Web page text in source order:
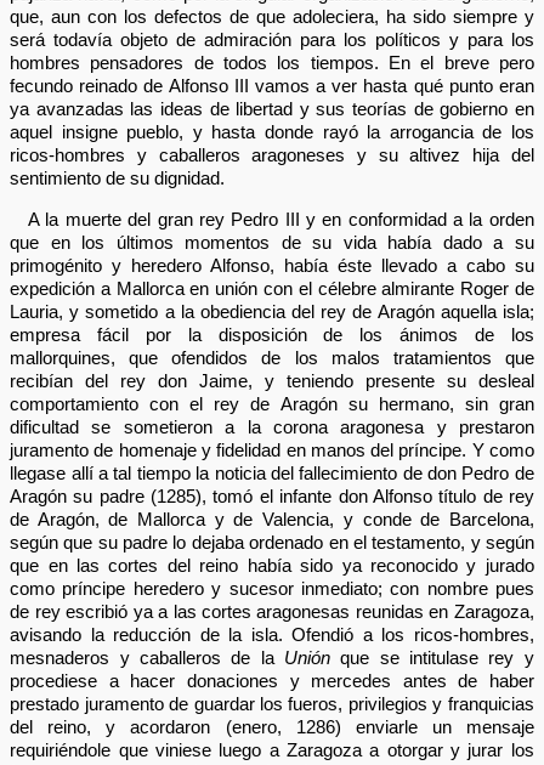
que, aun con los defectos de que adoleciera, ha sido siempre y
será todavía objeto de admiración para los políticos y para los
hombres pensadores de todos los tiempos. En el breve pero
fecundo reinado de Alfonso III vamos a ver hasta qué punto eran
ya avanzadas las ideas de libertad y sus teorías de gobierno en
aquel insigne pueblo, y hasta donde rayó la arrogancia de los
ricos-hombres y caballeros aragoneses y su altivez hija del
sentimiento de su dignidad.
A la muerte del gran rey Pedro III y en conformidad a la orden
que en los últimos momentos de su vida había dado a su
primogénito y heredero Alfonso, había éste llevado a cabo su
expedición a Mallorca en unión con el célebre almirante Roger de
Lauria, y sometido a la obediencia del rey de Aragón aquella isla;
empresa fácil por la disposición de los ánimos de los
mallorquines, que ofendidos de los malos tratamientos que
recibían del rey don Jaime, y teniendo presente su desleal
comportamiento con el rey de Aragón su hermano, sin gran
dificultad se sometieron a la corona aragonesa y prestaron
juramento de homenaje y fidelidad en manos del príncipe. Y como
llegase allí a tal tiempo la noticia del fallecimiento de don Pedro de
Aragón su padre (1285), tomó el infante don Alfonso título de rey
de Aragón, de Mallorca y de Valencia, y conde de Barcelona,
según que su padre lo dejaba ordenado en el testamento, y según
que en las cortes del reino había sido ya reconocido y jurado
como príncipe heredero y sucesor inmediato; con nombre pues
de rey escribió ya a las cortes aragonesas reunidas en Zaragoza,
avisando la reducción de la isla. Ofendió a los ricos-hombres,
mesnaderos y caballeros de la Unión que se intitulase rey y
procediese a hacer donaciones y mercedes antes de haber
prestado juramento de guardar los fueros, privilegios y franquicias
del reino, y acordaron (enero, 1286) enviarle un mensaje
requiriéndole que viniese luego a Zaragoza a otorgar y jurar los